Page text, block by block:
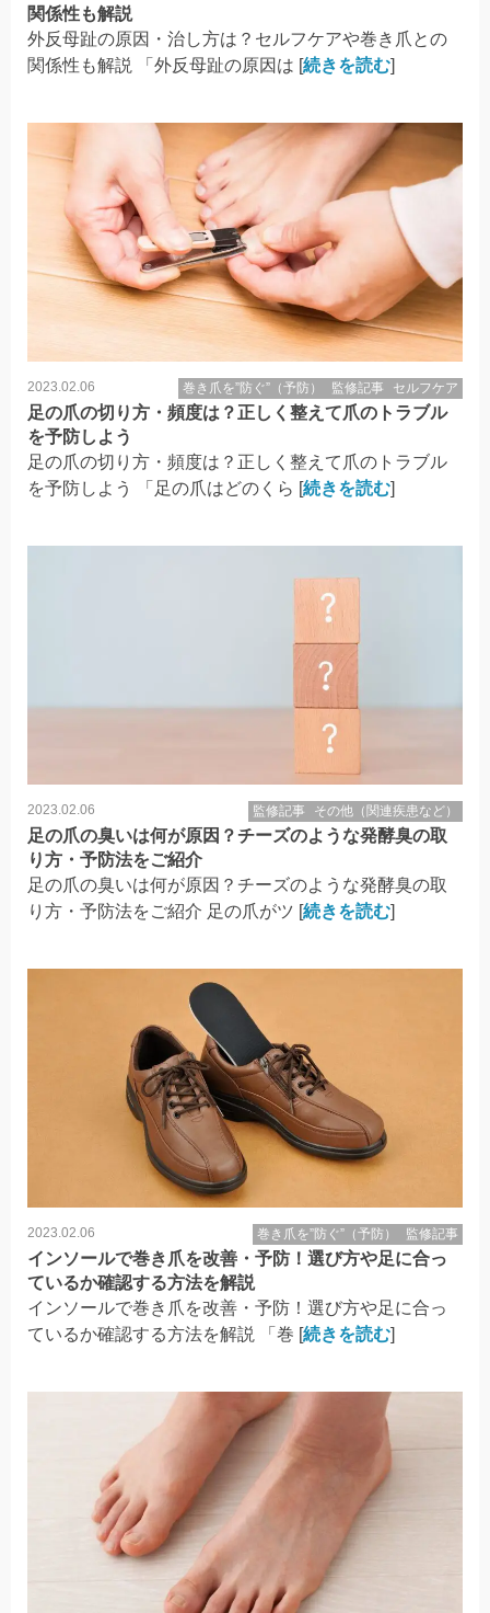
関係性も解説
外反母趾の原因・治し方は？セルフケアや巻き爪との
関係性も解説 「外反母趾の原因は [続きを読む]
2023.02.06 巻き爪を”防ぐ”（予防） 監修記事 セルフケア
足の爪の切り方・頻度は？正しく整えて爪のトラブル
を予防しよう
足の爪の切り方・頻度は？正しく整えて爪のトラブル
を予防しよう 「足の爪はどのくら [続きを読む]
2023.02.06 監修記事 その他（関連疾患など）
足の爪の臭いは何が原因？チーズのような発酵臭の取
り方・予防法をご紹介
足の爪の臭いは何が原因？チーズのような発酵臭の取
り方・予防法をご紹介 足の爪がツ [続きを読む]
2023.02.06 巻き爪を”防ぐ”（予防） 監修記事
インソールで巻き爪を改善・予防！選び方や足に合っ
ているか確認する方法を解説
インソールで巻き爪を改善・予防！選び方や足に合っ
ているか確認する方法を解説 「巻 [続きを読む]